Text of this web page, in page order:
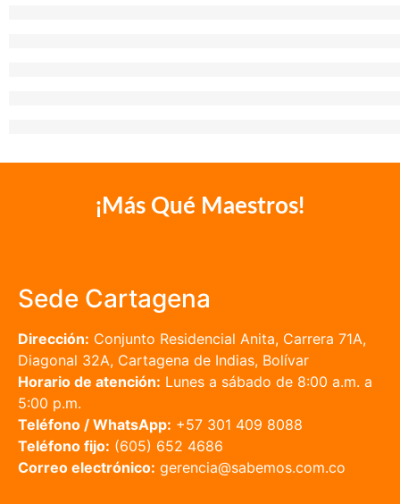
¡Más Qué Maestros!
Sede Cartagena
Dirección: Conjunto Residencial Anita, Carrera 71A,
Diagonal 32A, Cartagena de Indias, Bolívar
Horario de atención: Lunes a sábado de 8:00 a.m. a
5:00 p.m.
Teléfono / WhatsApp: +57 301 409 8088
Teléfono fijo: (605) 652 4686
Correo electrónico: gerencia@sabemos.com.co